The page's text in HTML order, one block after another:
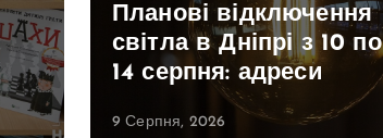
Планові відключення
світла в Дніпрі з 10 по
14 серпня: адреси
9 Серпня, 2026